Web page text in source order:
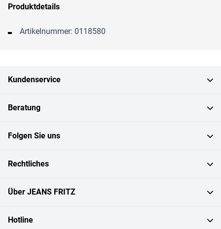
Produktdetails
Artikelnummer: 0118580
Kundenservice
Beratung
Folgen Sie uns
Rechtliches
Über JEANS FRITZ
Hotline